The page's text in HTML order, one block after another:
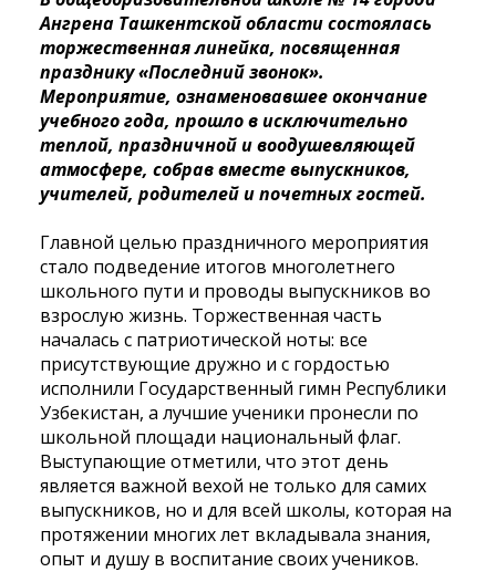
Ангрена Ташкентской области состоялась
торжественная линейка, посвященная
празднику «Последний звонок».
Мероприятие, ознаменовавшее окончание
учебного года, прошло в исключительно
теплой, праздничной и воодушевляющей
атмосфере, собрав вместе выпускников,
учителей, родителей и почетных гостей.
Главной целью праздничного мероприятия
стало подведение итогов многолетнего
школьного пути и проводы выпускников во
взрослую жизнь. Торжественная часть
началась с патриотической ноты: все
присутствующие дружно и с гордостью
исполнили Государственный гимн Республики
Узбекистан, а лучшие ученики пронесли по
школьной площади национальный флаг.
Выступающие отметили, что этот день
является важной вехой не только для самих
выпускников, но и для всей школы, которая на
протяжении многих лет вкладывала знания,
опыт и душу в воспитание своих учеников.